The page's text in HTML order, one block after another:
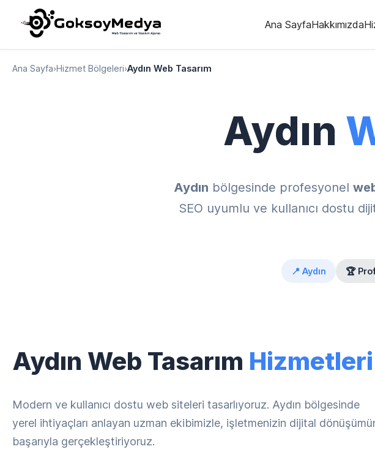
Ana SayfaHakkımızda
Ana Sayfa›Hizmet Bölgeleri›Aydın Web Tasarım
Aydın
Aydın bölgesinde profesyonel
SEO uyumlu ve kullanıcı dostu
📍 Aydın 🏆
Aydın Web Tasarım Hizmetleri
Modern ve kullanıcı dostu web siteleri tasarlıyoruz. Aydın bölgesinde
yerel ihtiyaçları anlayan uzman ekibimizle, işletmenizin dijital
başarıyla gerçekleştiriyoruz.